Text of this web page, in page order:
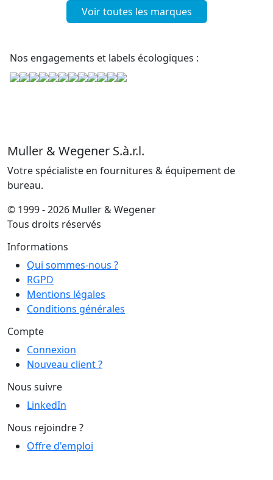
Voir toutes les marques
Nos engagements et labels écologiques :
Muller & Wegener S.à.r.l.
Votre spécialiste en fournitures & équipement de
bureau.
© 1999 - 2026 Muller & Wegener
Tous droits réservés
Informations
Qui sommes-nous ?
RGPD
Mentions légales
Conditions générales
Compte
Connexion
Nouveau client ?
Nous suivre
LinkedIn
Nous rejoindre ?
Offre d'emploi